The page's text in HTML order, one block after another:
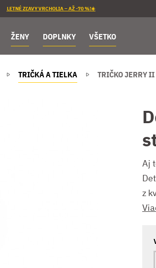
LETNÉ ZĽAVY VRCHOLIA – AŽ -70 %!☀️
ŽENY DOPLNKY VŠETKO
TRIČKÁ A TIELKA TRIČKO JERRY II
Aj
z